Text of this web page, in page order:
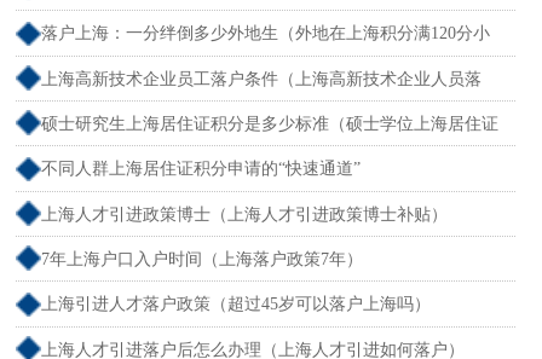
落户上海：一分绊倒多少外地生（外地在上海积分满120分小
孩可以考上海大学吗）
上海高新技术企业员工落户条件（上海高新技术企业人员落
户）
硕士研究生上海居住证积分是多少标准（硕士学位上海居住证
积分）
不同人群上海居住证积分申请的“快速通道”
上海人才引进政策博士（上海人才引进政策博士补贴）
7年上海户口入户时间（上海落户政策7年）
上海引进人才落户政策（超过45岁可以落户上海吗）
上海人才引进落户后怎么办理（上海人才引进如何落户）